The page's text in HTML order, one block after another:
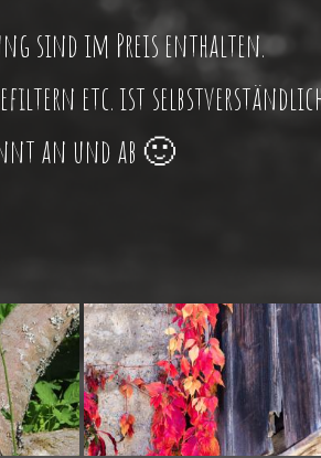
sind im Preis enthalten.
etc. ist
an und ab 🙂